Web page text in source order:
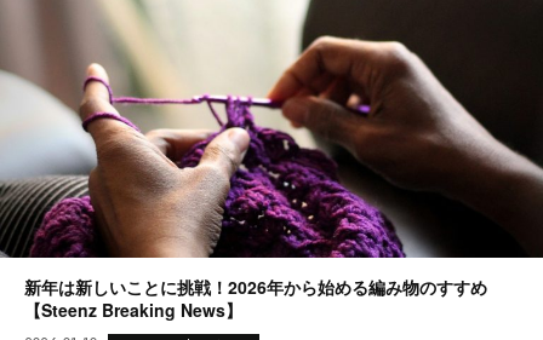
新年は新しいことに挑戦！2026年から始める編み物のすすめ
【Steenz Breaking News】